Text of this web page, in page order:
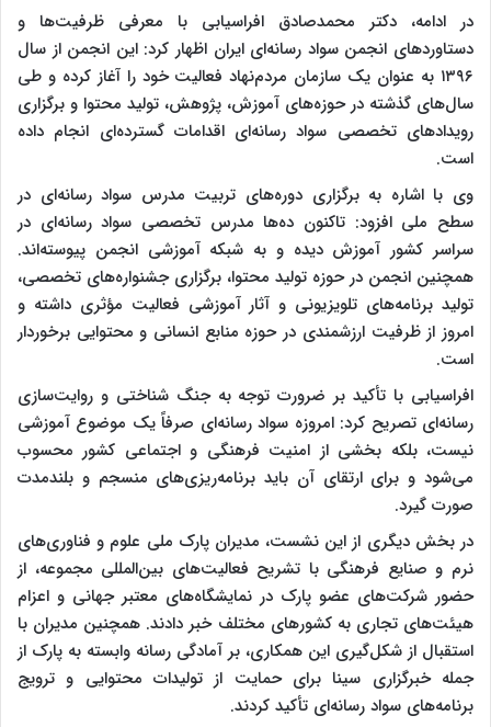
در ادامه، دکتر محمدصادق افراسیابی با معرفی ظرفیت‌ها و
دستاوردهای انجمن سواد رسانه‌ای ایران اظهار کرد: این انجمن از سال
۱۳۹۶ به عنوان یک سازمان مردم‌نهاد فعالیت خود را آغاز کرده و طی
سال‌های گذشته در حوزه‌های آموزش، پژوهش، تولید محتوا و برگزاری
رویدادهای تخصصی سواد رسانه‌ای اقدامات گسترده‌ای انجام داده
است.
وی با اشاره به برگزاری دوره‌های تربیت مدرس سواد رسانه‌ای در
سطح ملی افزود: تاکنون ده‌ها مدرس تخصصی سواد رسانه‌ای در
سراسر کشور آموزش دیده و به شبکه آموزشی انجمن پیوسته‌اند.
همچنین انجمن در حوزه تولید محتوا، برگزاری جشنواره‌های تخصصی،
تولید برنامه‌های تلویزیونی و آثار آموزشی فعالیت مؤثری داشته و
امروز از ظرفیت ارزشمندی در حوزه منابع انسانی و محتوایی برخوردار
است.
افراسیابی با تأکید بر ضرورت توجه به جنگ شناختی و روایت‌سازی
رسانه‌ای تصریح کرد: امروزه سواد رسانه‌ای صرفاً یک موضوع آموزشی
نیست، بلکه بخشی از امنیت فرهنگی و اجتماعی کشور محسوب
می‌شود و برای ارتقای آن باید برنامه‌ریزی‌های منسجم و بلندمدت
صورت گیرد.
در بخش دیگری از این نشست، مدیران پارک ملی علوم و فناوری‌های
نرم و صنایع فرهنگی با تشریح فعالیت‌های بین‌المللی مجموعه، از
حضور شرکت‌های عضو پارک در نمایشگاه‌های معتبر جهانی و اعزام
هیئت‌های تجاری به کشورهای مختلف خبر دادند. همچنین مدیران با
استقبال از شکل‌گیری این همکاری، بر آمادگی رسانه‌ وابسته به پارک از
جمله خبرگزاری سینا برای حمایت از تولیدات محتوایی و ترویج
برنامه‌های سواد رسانه‌ای تأکید کردند.